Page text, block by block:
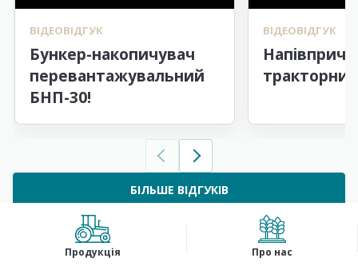
ВІДЕОВІДГУК
Бункер-накопичувач
перевантажувальний
БНП-30!
ВІДЕОВІДГУК
БІЛЬШЕ ВІДГУКІВ
Продукція Про нас